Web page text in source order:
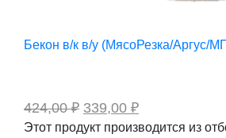
Бекон в/к в/у (МясоРезка/Аргус/
424,00₽ Первоначальная
составляла
339,00 ₽Текущая
339,00 ₽.
Этот продукт производится из